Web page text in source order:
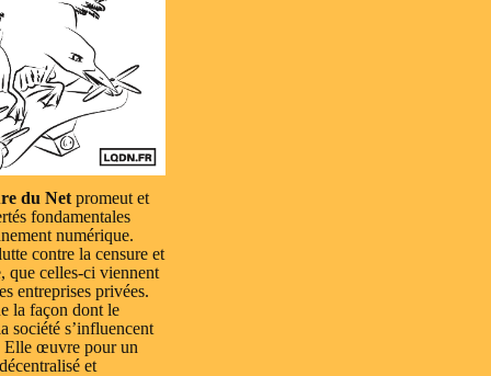
du Net promeut et
fondamentales
numérique.
contre la censure et
que celles-ci viennent
entreprises privées.
la façon dont le
société s’influencent
Elle œuvre pour un
et